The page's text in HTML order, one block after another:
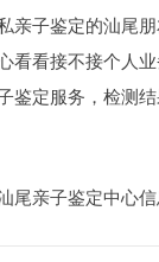
亲子鉴定的汕尾
看看接不接个人
鉴定服务，检测
尾亲子鉴定中心信